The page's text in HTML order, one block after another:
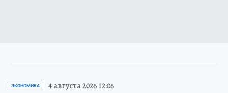
ЭКОНОМИКА 4 августа 2026 12:06